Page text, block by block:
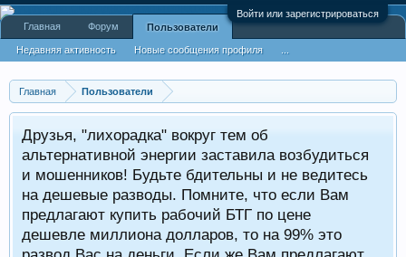
Войти или зарегистрироваться
Главная Пользователи
Друзья, "лихорадка" вокруг тем об
альтернативной энергии заставила возбудиться
и мошенников! Будьте бдительны и не ведитесь
на дешевые разводы. Помните, что если Вам
предлагают купить рабочий БТГ по цене
дешевле миллиона долларов, то на 99% это
Главная Форум Пользователи
Недавняя активность Новые сообщения профиля